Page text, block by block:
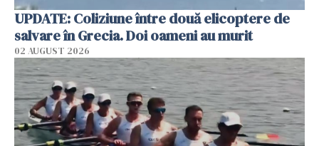
UPDATE: Coliziune între două elicoptere de
salvare în Grecia. Doi oameni au murit
02 AUGUST 2026